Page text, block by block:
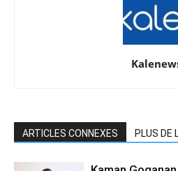
ARTICLES CONNEXES PLUS DE